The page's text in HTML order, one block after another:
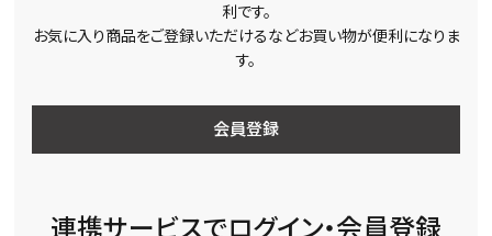
利です。
お気に入り商品をご登録いただけるなどお買い物が便利になりま
す。
会員登録